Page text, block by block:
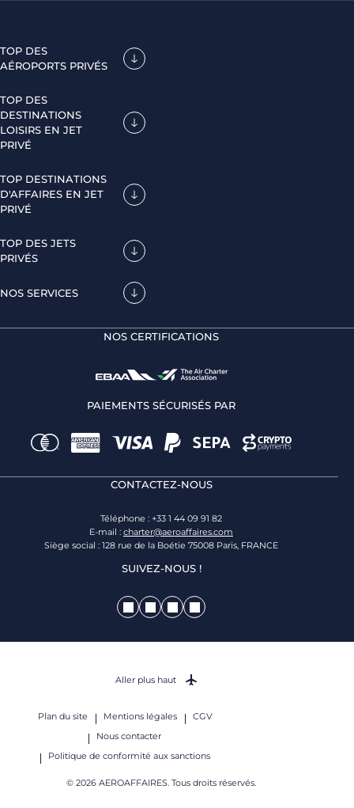
TOP DES
AÉROPORTS PRIVÉS
TOP DES
DESTINATIONS
LOISIRS EN JET
PRIVÉ
TOP DESTINATIONS
D'AFFAIRES EN JET
PRIVÉ
TOP DES JETS
PRIVÉS
NOS SERVICES
NOS CERTIFICATIONS
PAIEMENTS SÉCURISÉS PAR
CONTACTEZ-NOUS
Téléphone : +33 1 44 09 91 82
E-mail : charter@aeroaffaires.com
Siège social : 128 rue de la Boétie 75008 Paris, FRANCE
SUIVEZ-NOUS !
Plan du site Mentions légales
CGV
Nous contacter
Politique de conformité aux sanctions
© 2026 AEROAFFAIRES. Tous droits réservés.
Aller plus haut